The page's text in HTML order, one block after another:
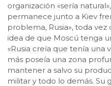
organización «sería
permanece junto a Kiev
problema, Rusia», toda vez
idea de que Moscú tenga
«Rusia creía que tenía una
más poseía una zona
mantener a salvo su
militar y todo lo demás.